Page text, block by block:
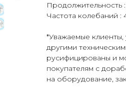
Продолжительность
Частота колебаний :
*Уважаемые клиенты,
другими
русифицированы и
покупателям с
на оборудование,